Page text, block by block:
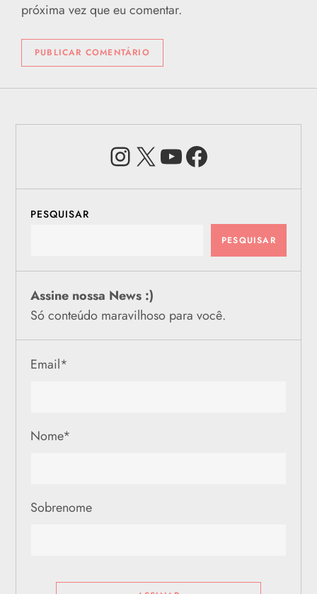
próxima vez que eu comentar.
Instagram
X Youtube
PESQUISAR
PESQUISAR
Assine nossa News :)
Só conteúdo maravilhoso para você.
Email*
Nome*
Sobrenome